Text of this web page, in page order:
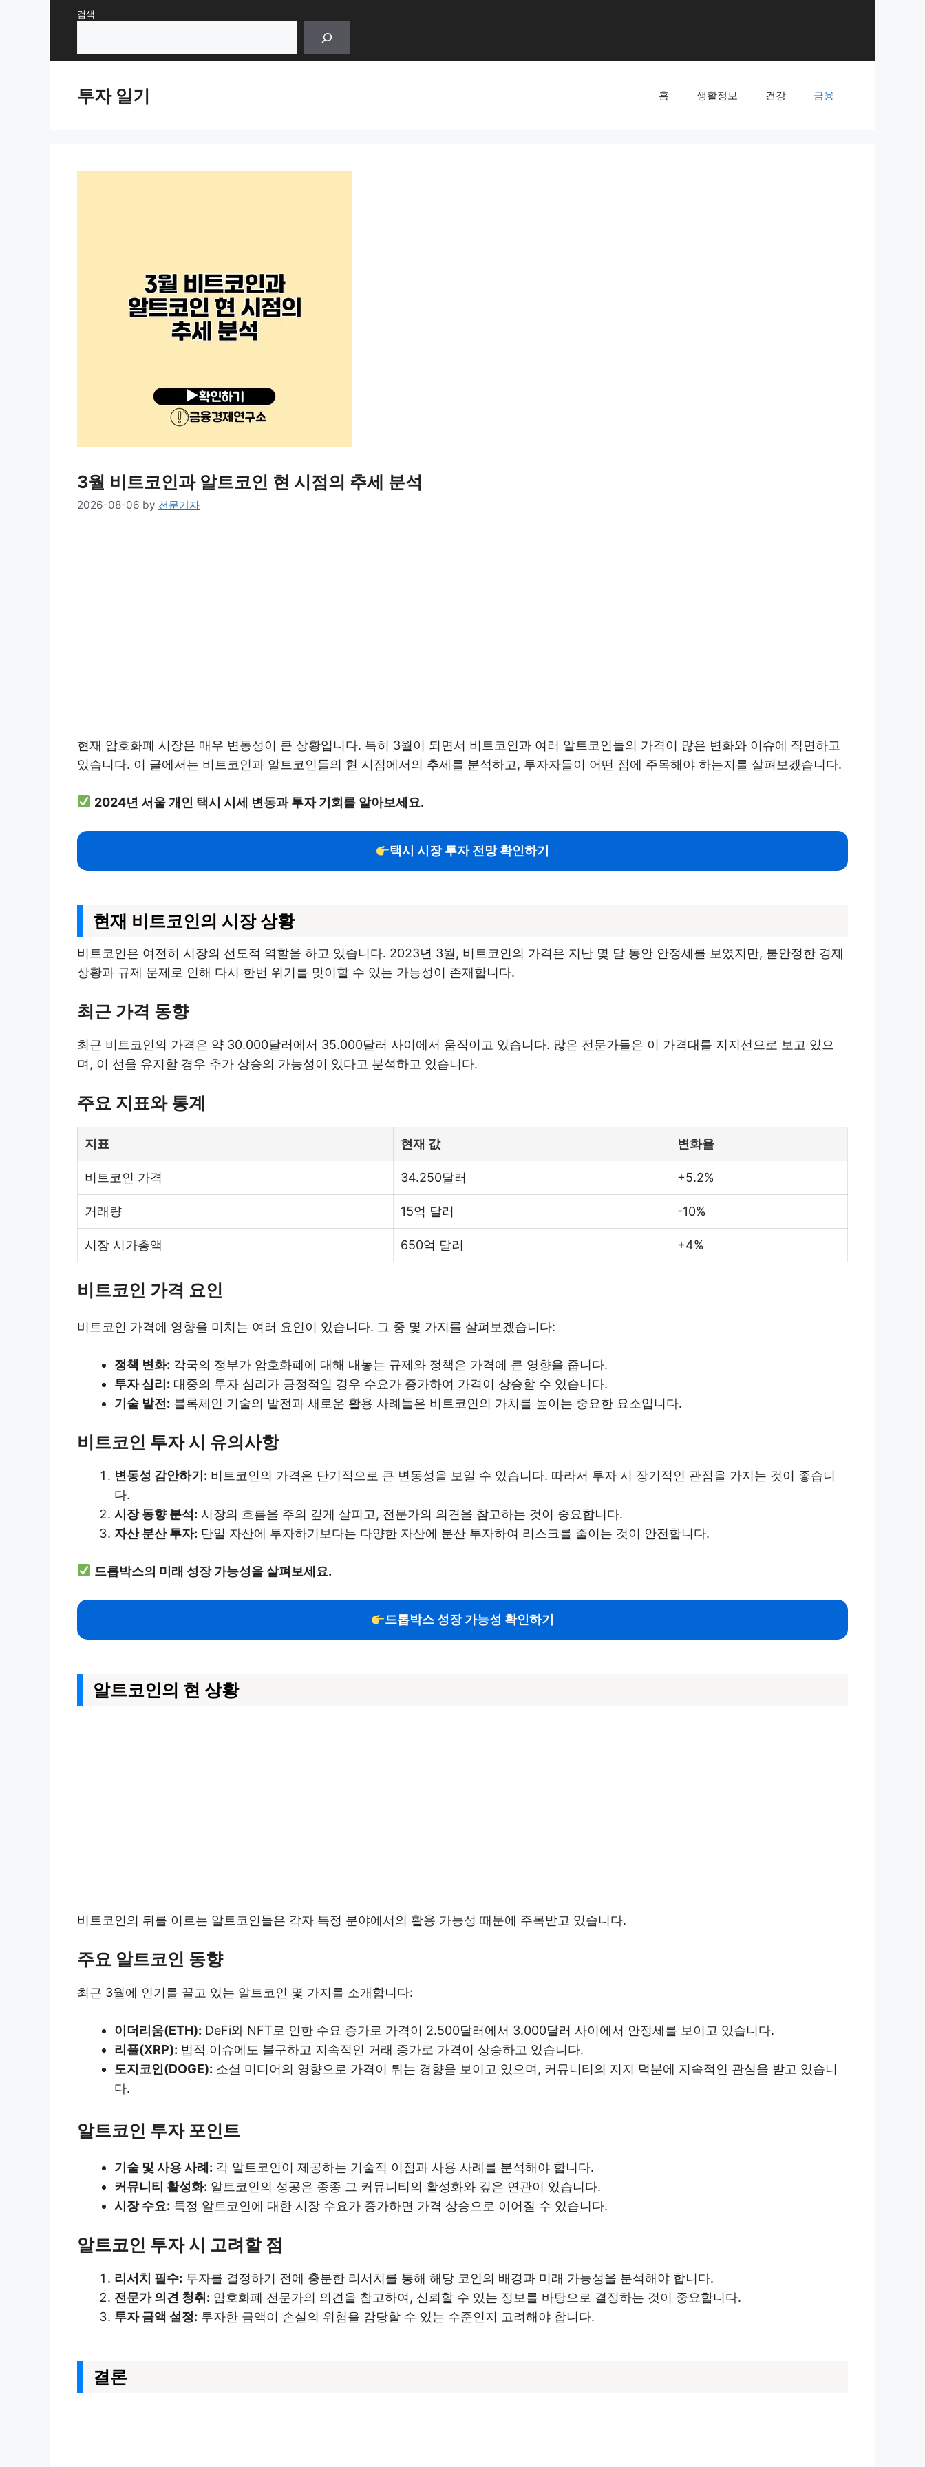
검색
투자 일기 홈 생활정보 건강 금융
3월 비트코인과 알트코인 현 시점의 추세 분석
2026-08-06 by 전문기자
현재 암호화폐 시장은 매우 변동성이 큰 상황입니다. 특히 3월이 되면서 비트코인과 여러 알트코인들의 가격이 많은 변화와 이슈에 직면하고
있습니다. 이 글에서는 비트코인과 알트코인들의 현 시점에서의 추세를 분석하고, 투자자들이 어떤 점에 주목해야 하는지를 살펴보겠습니다.
2024년 서울 개인 택시 시세 변동과 투자 기회를 알아보세요.
택시 시장 투자 전망 확인하기
현재 비트코인의 시장 상황
비트코인은 여전히 시장의 선도적 역할을 하고 있습니다. 2023년 3월, 비트코인의 가격은 지난 몇 달 동안 안정세를 보였지만, 불안정한 경제
상황과 규제 문제로 인해 다시 한번 위기를 맞이할 수 있는 가능성이 존재합니다.
최근 가격 동향
최근 비트코인의 가격은 약 30.000달러에서 35.000달러 사이에서 움직이고 있습니다. 많은 전문가들은 이 가격대를 지지선으로 보고 있으
며, 이 선을 유지할 경우 추가 상승의 가능성이 있다고 분석하고 있습니다.
주요 지표와 통계
지표 현재 값 변화율
비트코인 가격 34.250달러 +5.2%
거래량 15억 달러 -10%
시장 시가총액 650억 달러 +4%
비트코인 가격 요인
비트코인 가격에 영향을 미치는 여러 요인이 있습니다. 그 중 몇 가지를 살펴보겠습니다:
정책 변화: 각국의 정부가 암호화폐에 대해 내놓는 규제와 정책은 가격에 큰 영향을 줍니다.
투자 심리: 대중의 투자 심리가 긍정적일 경우 수요가 증가하여 가격이 상승할 수 있습니다.
기술 발전: 블록체인 기술의 발전과 새로운 활용 사례들은 비트코인의 가치를 높이는 중요한 요소입니다.
비트코인 투자 시 유의사항
변동성 감안하기: 비트코인의 가격은 단기적으로 큰 변동성을 보일 수 있습니다. 따라서 투자 시 장기적인 관점을 가지는 것이 좋습니
다.
시장 동향 분석: 시장의 흐름을 주의 깊게 살피고, 전문가의 의견을 참고하는 것이 중요합니다.
자산 분산 투자: 단일 자산에 투자하기보다는 다양한 자산에 분산 투자하여 리스크를 줄이는 것이 안전합니다.
드롭박스의 미래 성장 가능성을 살펴보세요.
드롭박스 성장 가능성 확인하기
알트코인의 현 상황
비트코인의 뒤를 이르는 알트코인들은 각자 특정 분야에서의 활용 가능성 때문에 주목받고 있습니다.
주요 알트코인 동향
최근 3월에 인기를 끌고 있는 알트코인 몇 가지를 소개합니다:
이더리움(ETH): DeFi와 NFT로 인한 수요 증가로 가격이 2.500달러에서 3.000달러 사이에서 안정세를 보이고 있습니다.
리플(XRP): 법적 이슈에도 불구하고 지속적인 거래 증가로 가격이 상승하고 있습니다.
도지코인(DOGE): 소셜 미디어의 영향으로 가격이 튀는 경향을 보이고 있으며, 커뮤니티의 지지 덕분에 지속적인 관심을 받고 있습니
다.
알트코인 투자 포인트
기술 및 사용 사례: 각 알트코인이 제공하는 기술적 이점과 사용 사례를 분석해야 합니다.
커뮤니티 활성화: 알트코인의 성공은 종종 그 커뮤니티의 활성화와 깊은 연관이 있습니다.
시장 수요: 특정 알트코인에 대한 시장 수요가 증가하면 가격 상승으로 이어질 수 있습니다.
알트코인 투자 시 고려할 점
리서치 필수: 투자를 결정하기 전에 충분한 리서치를 통해 해당 코인의 배경과 미래 가능성을 분석해야 합니다.
전문가 의견 청취: 암호화폐 전문가의 의견을 참고하여, 신뢰할 수 있는 정보를 바탕으로 결정하는 것이 중요합니다.
투자 금액 설정: 투자한 금액이 손실의 위험을 감당할 수 있는 수준인지 고려해야 합니다.
결론